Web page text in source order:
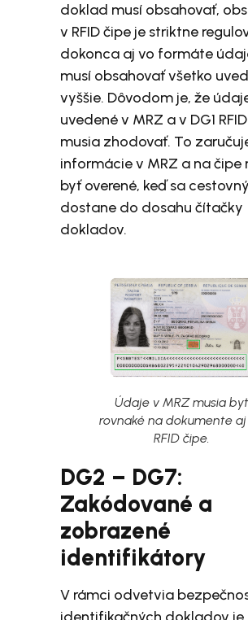
doklad musí obsahovať,
v RFID čipe je striktne
dokonca aj vo formáte
musí obsahovať všetko
vyššie. Dôvodom je, že
uvedené v MRZ a v DG1
musia zhodovať. To
informácie v MRZ a na čipe
byť overené, keď sa
dostane do dosahu čítačky
dokladov.
Údaje v MRZ musia
rovnaké na dokumente
RFID čipe.
DG2 – DG7:
Zakódované a
zobrazené
identifikátory
V rámci odvetvia